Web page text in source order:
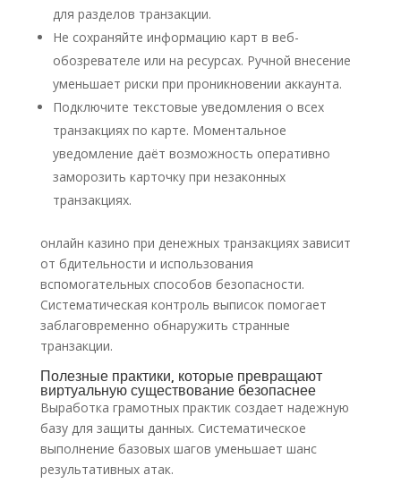
для разделов транзакции.
Не сохраняйте информацию карт в веб-
обозревателе или на ресурсах. Ручной внесение
уменьшает риски при проникновении аккаунта.
Подключите текстовые уведомления о всех
транзакциях по карте. Моментальное
уведомление даёт возможность оперативно
заморозить карточку при незаконных
транзакциях.
онлайн казино при денежных транзакциях зависит
от бдительности и использования
вспомогательных способов безопасности.
Систематическая контроль выписок помогает
заблаговременно обнаружить странные
транзакции.
Полезные практики, которые превращают
виртуальную существование безопаснее
Выработка грамотных практик создает надежную
базу для защиты данных. Систематическое
выполнение базовых шагов уменьшает шанс
результативных атак.